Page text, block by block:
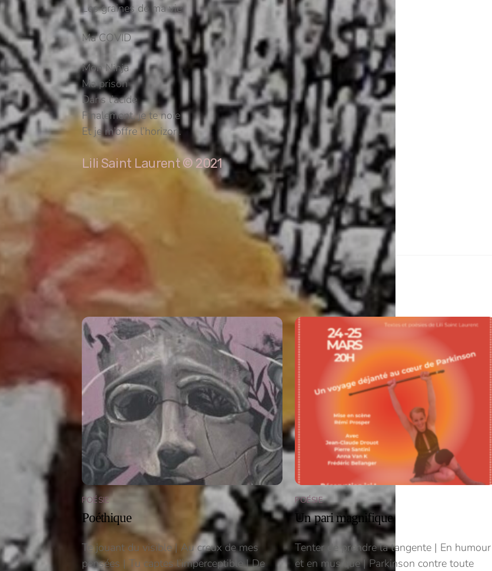
Les graines de ma vie
Ma COVID
Mon Ninja
Ma prison
Dans l’acide
Finalement, je te noie
Et je m’offre l’horizon.
Lili Saint Laurent © 2021
Related Posts
POÉSIE
Poéthique
Te jouant du visible | Au creux de mes
pensées | Tu captes l’imperceptible | De
POÉSIE
Un pari magnifique
Tenter de prendre la tangente | En humour
et en musique | Parkinson contre toute